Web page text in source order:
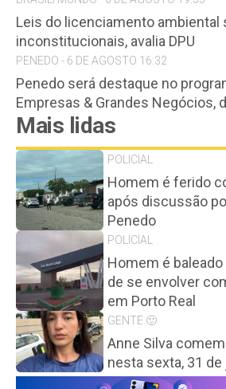
Leis do licenciamento ambiental
inconstitucionais, avalia DPU
PENEDO - 6 DE AGOSTO 16:32
Penedo será destaque no
Empresas & Grandes Negócios,
Mais lidas
POLICIAL
Homem é ferido
após discussão
Penedo
POLICIAL
Homem é
de se envolver
em Porto Real
GENTE 🙂
Anne Silva
nesta sexta, 31